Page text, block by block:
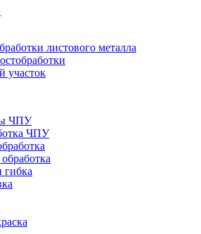
листового металла
участок
ЧПУ
ЧПУ
гибка